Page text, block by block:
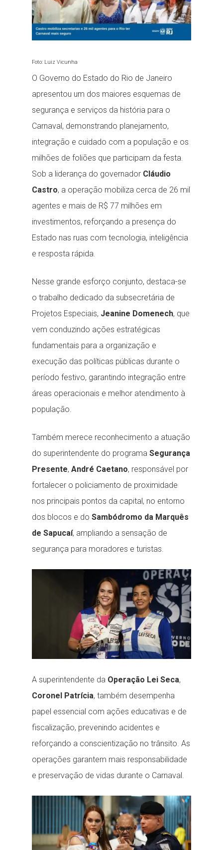
Foto: Luiz Vicunha
O Governo do Estado do Rio de Janeiro
apresentou um dos maiores esquemas de
segurança e serviços da história para o
Carnaval, demonstrando planejamento,
integração e cuidado com a população e os
milhões de foliões que participam da festa.
Sob a liderança do governador Cláudio
Castro, a operação mobiliza cerca de 26 mil
agentes e mais de R$ 77 milhões em
investimentos, reforçando a presença do
Estado nas ruas com tecnologia, inteligência
e resposta rápida.
Nesse grande esforço conjunto, destaca-se
o trabalho dedicado da subsecretária de
Projetos Especiais, Jeanine Domenech, que
vem conduzindo ações estratégicas
fundamentais para a organização e
execução das políticas públicas durante o
período festivo, garantindo integração entre
áreas operacionais e melhor atendimento à
população.
Também merece reconhecimento a atuação
do superintendente do programa Segurança
Presente, André Caetano, responsável por
fortalecer o policiamento de proximidade
nos principais pontos da capital, no entorno
dos blocos e do Sambódromo da Marquês
de Sapucaí, ampliando a sensação de
segurança para moradores e turistas.
A superintendente da Operação Lei Seca,
Coronel Patrícia, também desempenha
papel essencial com ações educativas e de
fiscalização, prevenindo acidentes e
reforçando a conscientização no trânsito. As
operações garantem mais responsabilidade
e preservação de vidas durante o Carnaval.